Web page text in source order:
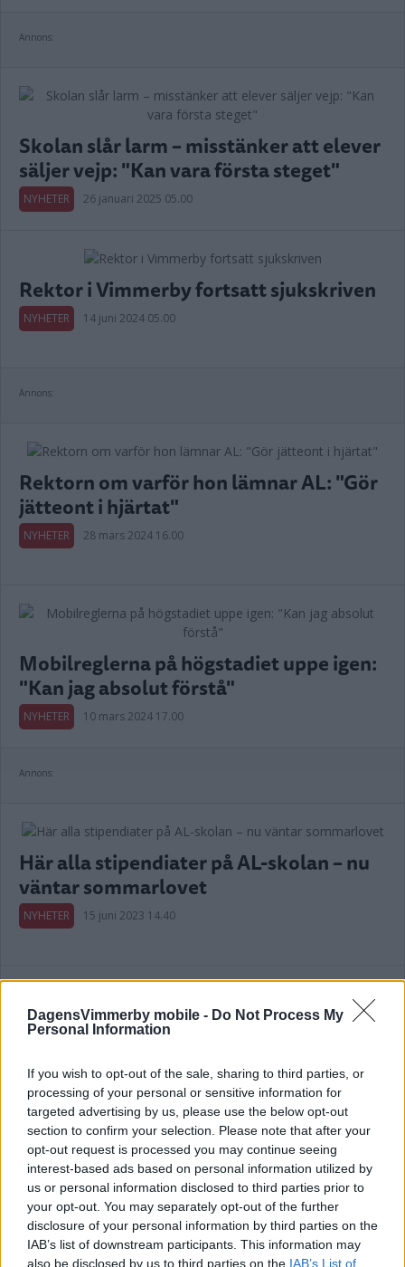
DagensVimmerby mobile - Do Not Process My
Personal Information
If you wish to opt-out of the sale, sharing to third parties, or
processing of your personal or sensitive information for
targeted advertising by us, please use the below opt-out
section to confirm your selection. Please note that after your
opt-out request is processed you may continue seeing
interest-based ads based on personal information utilized by
us or personal information disclosed to third parties prior to
your opt-out. You may separately opt-out of the further
disclosure of your personal information by third parties on the
IAB’s list of downstream participants. This information may
also be disclosed by us to third parties on the IAB’s List of
Annons:
Skolan slår larm – misstänker att elever
säljer vejp: "Kan vara första steget"
NYHETER 26 januari 2025 05.00
Rektor i Vimmerby fortsatt sjukskriven
NYHETER 14 juni 2024 05.00
Annons:
Rektorn om varför hon lämnar AL: "Gör
jätteont i hjärtat"
NYHETER 28 mars 2024 16.00
Mobilreglerna på högstadiet uppe igen:
"Kan jag absolut förstå"
NYHETER 10 mars 2024 17.00
Annons:
Här alla stipendiater på AL-skolan – nu
väntar sommarlovet
NYHETER 15 juni 2023 14.40
Därför säger nämnden nej till
kameraövervakning på AL-skolan
POLITIK 18 maj 2023 08.00
Annons: